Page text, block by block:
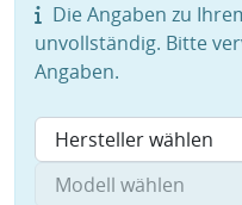
Die Angaben zu
unvollständig. Bitte
Angaben.